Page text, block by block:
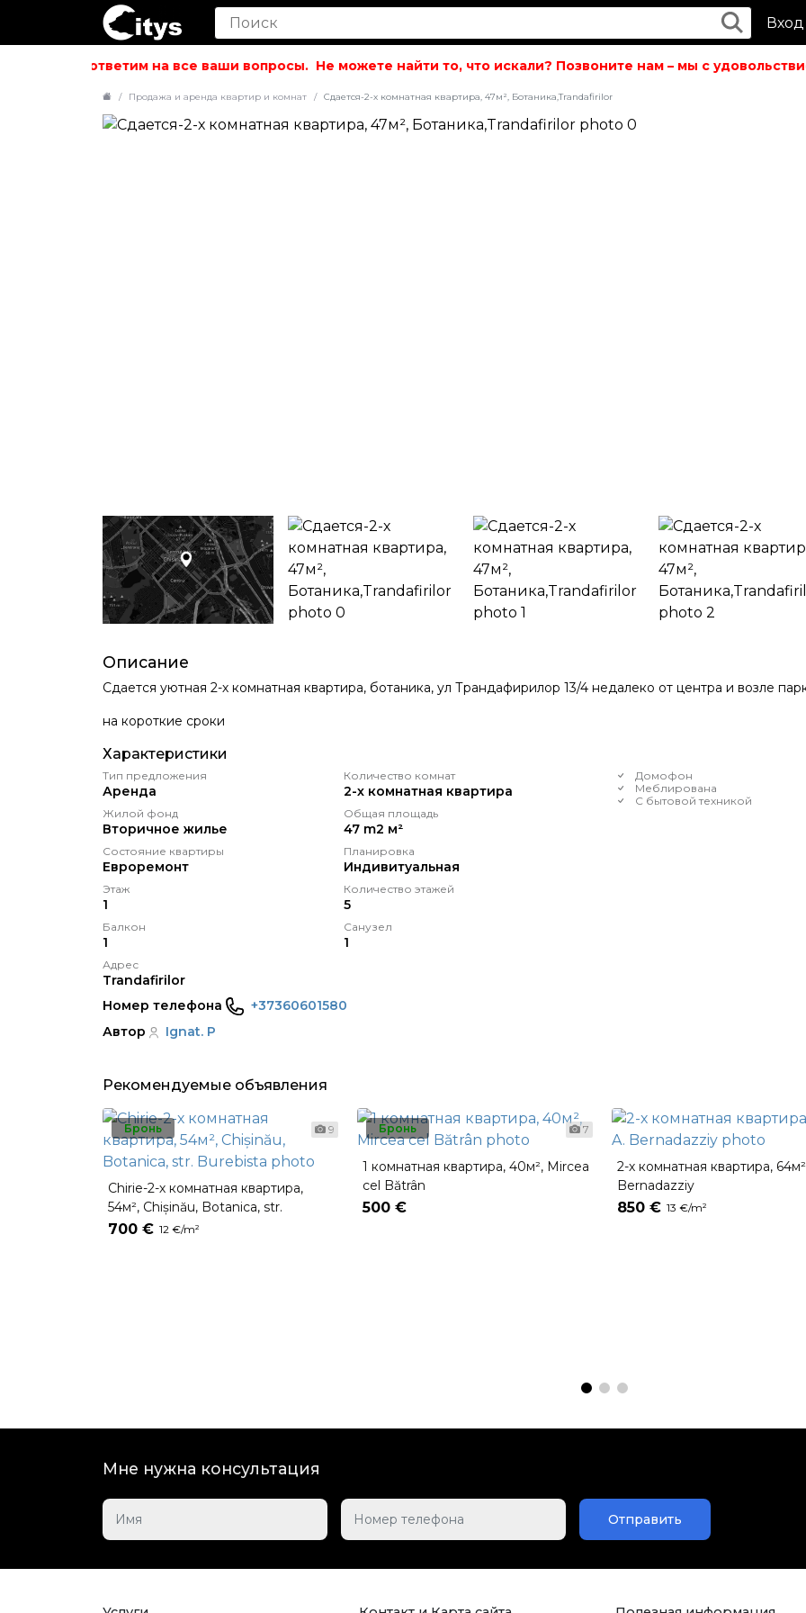
Вход
ответим на все ваши вопросы. Не можете найти то, что искали? Позвоните нам – мы с
Продажа и аренда квартир и комнат Сдается-2-х комнатная квартира, 47м², Ботаника,Trandafirilor
Описание
Сдается уютная 2-х комнатная квартира, ботаника, ул Трандафирилор 13/4 недалеко от центра и возле
на короткие сроки
Характеристики
Тип предложения
Аренда
Количество комнат
2-х комнатная квартира
Жилой фонд
Вторичное жилье
Общая площадь
47 m2 м²
Состояние квартиры
Eвроремонт
Планировка
Индивитуальная
Этаж
1
Количество этажей
5
Балкон
1
Санузел
1
Адрес
Trandafirilor
Номер телефона
+37360601580
Автор
Ignat. P
Домофон
Меблирована
С бытовой техникой
Рекомендуемые объявления
9
Бронь
Chirie-2-х комнатная квартира,
54м², Chișinău, Botanica, str.
Burebista
700 € 12 €/m²
7
Бронь
1 комнатная квартира, 40м², Mircea
cel Bătrân
500 €
2-х комнатная квартира,
Bernadazziy
850 € 13 €/m²
Мне нужна консультация
Отправить